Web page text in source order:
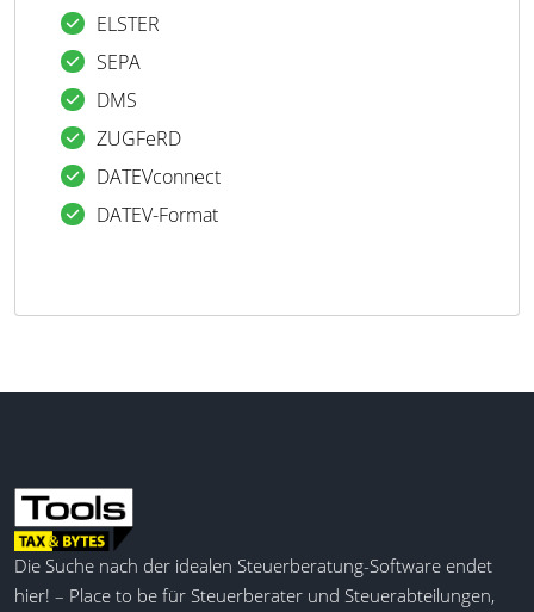
ELSTER
SEPA
DMS
ZUGFeRD
DATEVconnect
DATEV-Format
Die Suche nach der idealen Steuerberatung-Software endet
hier! – Place to be für Steuerberater und Steuerabteilungen,